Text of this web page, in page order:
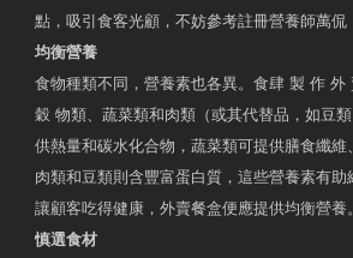
點，吸引食客光顧，不妨參考註冊營養師萬侃
均衡營養
食物種類不同，營養素也各異。食肆 製 作
穀 物類、蔬菜類和肉類（或其代替品，如豆
供熱量和碳水化合物，蔬菜類可提供膳食纖
肉類和豆類則含豐富蛋白質，這些營養素有助
讓顧客吃得健康，外賣餐盒便應提供均衡營養。
慎選食材